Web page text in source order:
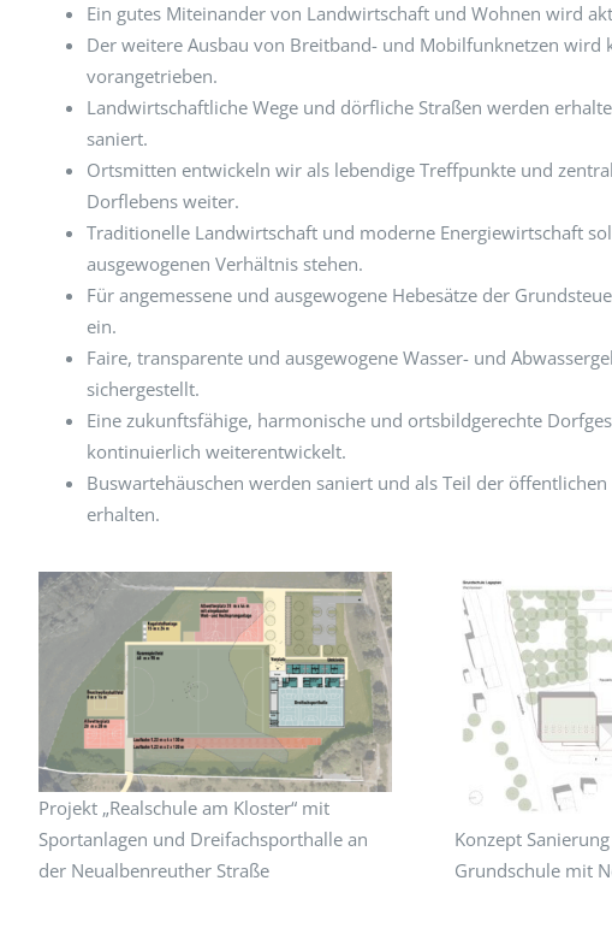
Ein gutes Miteinander von Landwirtschaft und Wohnen wird
Der weitere Ausbau von Breitband- und Mobilfunknetzen wird
vorangetrieben.
Landwirtschaftliche Wege und dörfliche Straßen werden
saniert.
Ortsmitten entwickeln wir als lebendige Treffpunkte und
Dorflebens weiter.
Traditionelle Landwirtschaft und moderne Energiewirtschaft
ausgewogenen Verhältnis stehen.
Für angemessene und ausgewogene Hebesätze der
ein.
Faire, transparente und ausgewogene Wasser- und
sichergestellt.
Eine zukunftsfähige, harmonische und ortsbildgerechte
kontinuierlich weiterentwickelt.
Buswartehäuschen werden saniert und als Teil der
erhalten.
Projekt „Realschule am Kloster“ mit
Sportanlagen und Dreifachsporthalle an
der Neualbenreuther Straße
Konzept
Grundschule mit